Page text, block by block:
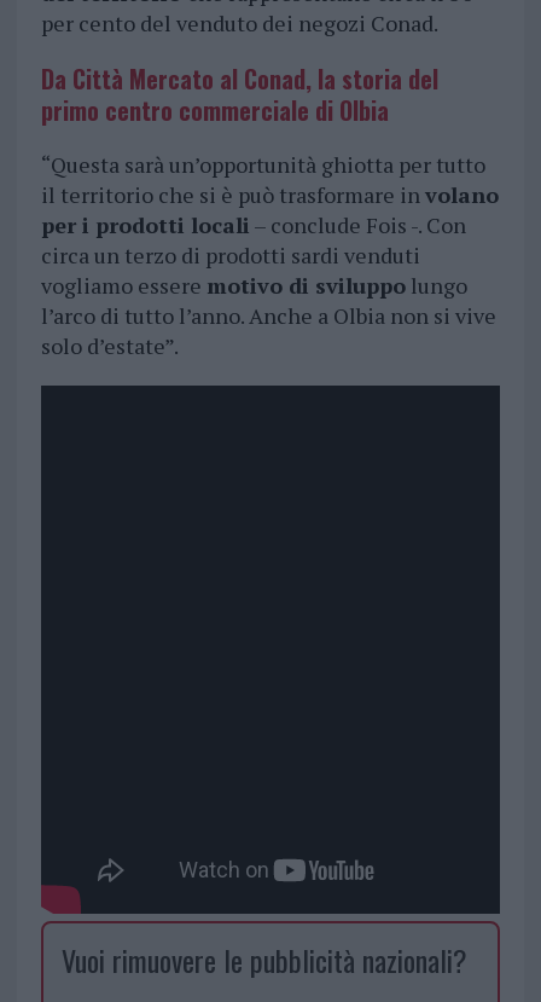
per cento del venduto dei negozi Conad.
Da Città Mercato al Conad, la storia del
primo centro commerciale di Olbia
“Questa sarà un’opportunità ghiotta per tutto
il territorio che si è può trasformare involano
per i prodotti locali – conclude Fois -. Con
circa un terzo di prodotti sardi venduti
vogliamo essere motivo di sviluppolungo
l’arco di tutto l’anno. Anche a Olbia non si vive
solo d’estate”.
Vuoi rimuovere le pubblicità nazionali?